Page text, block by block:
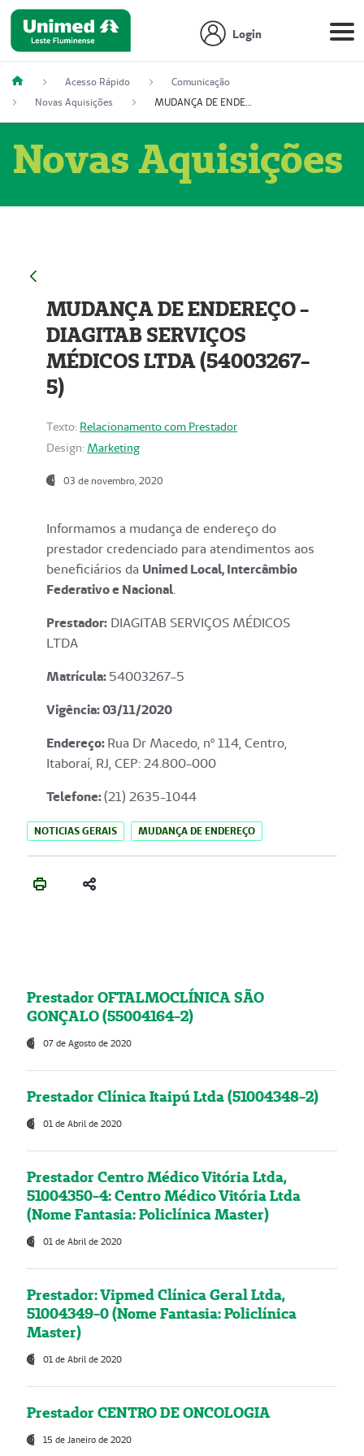
Login
Acesso Rápido
Comunicação
Novas Aquisições
MUDANÇA DE ENDEREÇO - DIAGITAB SERVIÇOS MÉDICOS LTDA (54003267-5)
Novas Aquisições
MUDANÇA DE ENDEREÇO -
DIAGITAB SERVIÇOS
MÉDICOS LTDA (54003267-
5)
Texto: Relacionamento com Prestador
Design: Marketing
03 de novembro, 2020
Informamos a mudança de endereço do
prestador credenciado para atendimentos aos
beneficiários da Unimed Local, Intercâmbio
Federativo e Nacional.
Prestador: DIAGITAB SERVIÇOS MÉDICOS
LTDA
Matrícula:54003267-5
Vigência: 03/11/2020
Endereço:Rua Dr Macedo, nº 114, Centro,
Itaboraí, RJ, CEP: 24.800-000
Telefone:(21) 2635-1044
NOTICIAS GERAIS MUDANÇA DE ENDEREÇO
Prestador OFTALMOCLÍNICA SÃO
GONÇALO (55004164-2)
07 de Agosto de 2020
Prestador Clínica Itaipú Ltda (51004348-2)
01 de Abril de 2020
Prestador Centro Médico Vitória Ltda,
51004350-4: Centro Médico Vitória Ltda
(Nome Fantasia: Policlínica Master)
01 de Abril de 2020
Prestador: Vipmed Clínica Geral Ltda,
51004349-0 (Nome Fantasia: Policlínica
Master)
01 de Abril de 2020
Prestador CENTRO DE ONCOLOGIA
15 de Janeiro de 2020